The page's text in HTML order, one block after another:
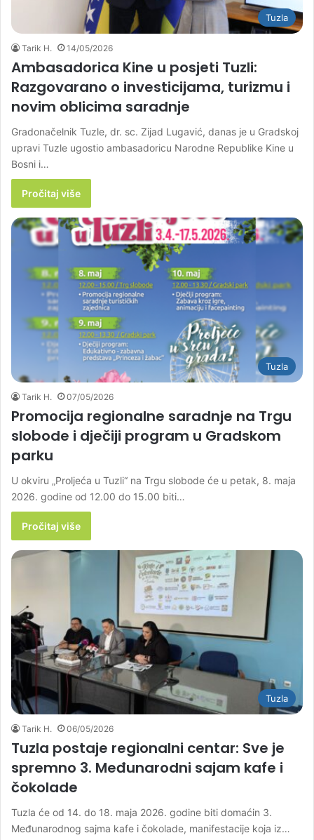
Tuzla
Tarik H. 14/05/2026
Ambasadorica Kine u posjeti Tuzli:
Razgovarano o investicijama, turizmu i
novim oblicima saradnje
Gradonačelnik Tuzle, dr. sc. Zijad Lugavić, danas je u Gradskoj
upravi Tuzle ugostio ambasadoricu Narodne Republike Kine u
Bosni i…
Pročitaj više
Tuzla
Tarik H. 07/05/2026
Promocija regionalne saradnje na Trgu
slobode i dječiji program u Gradskom
parku
U okviru „Proljeća u Tuzli“ na Trgu slobode će u petak, 8. maja
2026. godine od 12.00 do 15.00 biti…
Pročitaj više
Tuzla
Tarik H. 06/05/2026
Tuzla postaje regionalni centar: Sve je
spremno 3. Međunarodni sajam kafe i
čokolade
Tuzla će od 14. do 18. maja 2026. godine biti domaćin 3.
Međunarodnog sajma kafe i čokolade, manifestacije koja iz…